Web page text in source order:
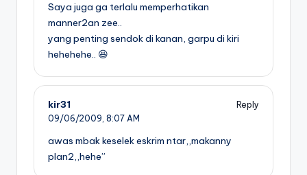
Saya juga ga terlalu memperhatikan
manner2an zee..
yang penting sendok di kanan, garpu di kiri
hehehehe.. 😆
kir31
Reply
09/06/2009, 8:07 AM
awas mbak keselek eskrim ntar,,makanny
plan2,,hehe”